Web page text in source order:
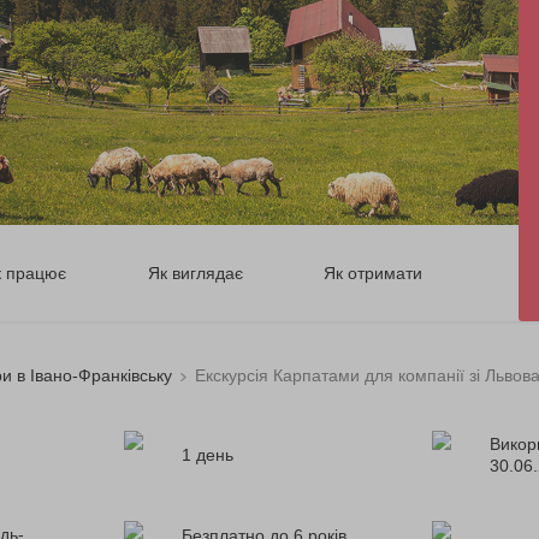
працює Як виглядає Як отримати
в Івано-Франківську Екскурсія Карпатами для компанії зі Львова
1 день